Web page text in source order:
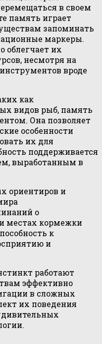
в своем
память играет
запоминать
маркеры.
облегчает их
несмотря на
вроде
как
видов рыб, память
Она позволяет
особенности
их для
поддерживается
выработанным в
ориентиров и
о
местах кормежки
к
и
работают
эффективно
в сложных
их поведения